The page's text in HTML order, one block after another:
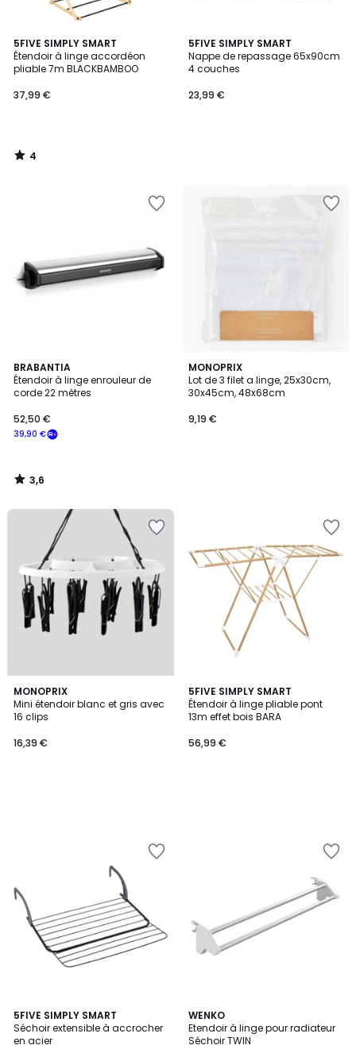
5FIVE SIMPLY SMART
Étendoir à linge accordéon
pliable 7m BLACKBAMBOO
37,99 €
4
/
5
4
/
5FIVE SIMPLY SMART
Nappe de repassage 65x90cm
4 couches
23,99 €
BRABANTIA
Étendoir à linge enrouleur de
corde 22 mètres
39,90 €
52,50 €
3,6
/ 5
3,6
/
MONOPRIX
Lot de 3 filet a linge, 25x30cm,
30x45cm, 48x68cm
9,19 €
MONOPRIX
Mini étendoir blanc et gris avec
16 clips
16,39 €
5FIVE SIMPLY SMART
Étendoir à linge pliable pont
13m effet bois BARA
56,99 €
5FIVE SIMPLY SMART
Séchoir extensible à accrocher
en acier
WENKO
Etendoir à linge pour radiateur
Séchoir TWIN